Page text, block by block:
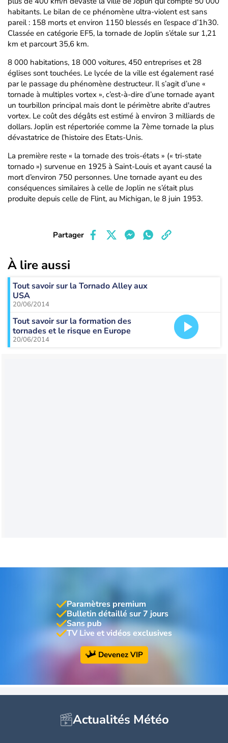
habitants. Le bilan de ce phénomène ultra-violent est sans
pareil : 158 morts et environ 1150 blessés en l’espace d’1h30.
Classée en catégorie EF5, la tornade de Joplin s’étale sur 1,21
km et parcourt 35,6 km.
8 000 habitations, 18 000 voitures, 450 entreprises et 28
églises sont touchées. Le lycée de la ville est également rasé
par le passage du phénomène destructeur. Il s’agit d’une «
tornade à multiples vortex », c’est-à-dire d’une tornade ayant
un tourbillon principal mais dont le périmètre abrite d'autres
vortex. Le coût des dégâts est estimé à environ 3 milliards de
dollars. Joplin est répertoriée comme la 7ème tornade la plus
dévastatrice de l’histoire des Etats-Unis.
La première reste « la tornade des trois-états » (« tri-state
tornado ») survenue en 1925 à Saint-Louis et ayant causé la
mort d’environ 750 personnes. Une tornade ayant eu des
conséquences similaires à celle de Joplin ne s’était plus
produite depuis celle de Flint, au Michigan, le 8 juin 1953.
Partager
À lire aussi
Tout savoir sur la Tornado Alley aux
USA
20/06/2014
Tout savoir sur la formation des
tornades et le risque en Europe
20/06/2014
Paramètres premium
Bulletin détaillé sur 7 jours
Sans pub
TV Live et vidéos exclusives
Devenez VIP
Actualités Météo